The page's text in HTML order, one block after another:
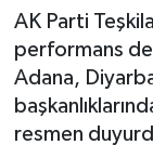
AK Parti
performans
Adana,
resmen
Spor
Yaşam
Tüm
Son
Haber